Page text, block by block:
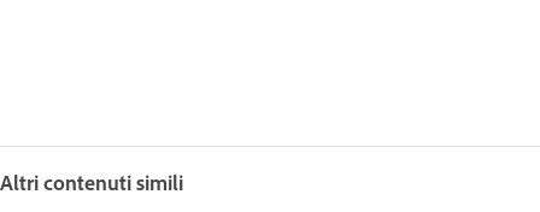
Altri contenuti simili